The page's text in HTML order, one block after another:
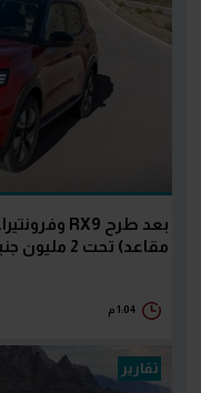
مقاعد) تحت 2 مليون جنيه
1:04 م
تقارير